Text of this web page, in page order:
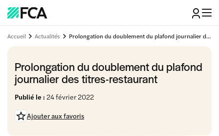
Accueil Actualités Prolongation du doublement du plafond journalier des titres-restaurant
Prolongation du doublement du plafond
journalier des titres-restaurant
Publié le : 24 février 2022
Ajouter aux favoris